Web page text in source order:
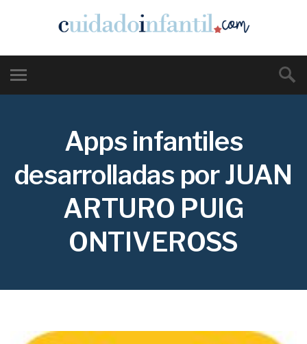
Apps infantiles
desarrolladas por JUAN
ARTURO PUIG
ONTIVEROSS